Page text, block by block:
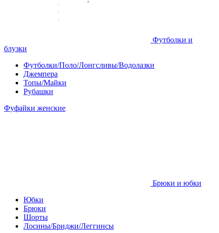
Футболки и
блузки
Футболки/Поло/Лонгсливы/Водолазки
Джемпера
Топы/Майки
Рубашки
Фуфайки женские
Брюки и юбки
Юбки
Брюки
Шорты
Лосины/Бриджи/Леггинсы